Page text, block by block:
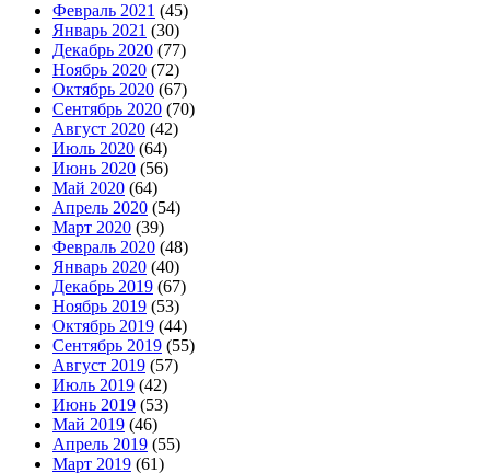
Февраль 2021 (45)
Январь 2021 (30)
Декабрь 2020 (77)
Ноябрь 2020 (72)
Октябрь 2020 (67)
Сентябрь 2020 (70)
Август 2020 (42)
Июль 2020 (64)
Июнь 2020 (56)
Май 2020 (64)
Апрель 2020 (54)
Март 2020 (39)
Февраль 2020 (48)
Январь 2020 (40)
Декабрь 2019 (67)
Ноябрь 2019 (53)
Октябрь 2019 (44)
Сентябрь 2019 (55)
Август 2019 (57)
Июль 2019 (42)
Июнь 2019 (53)
Май 2019 (46)
Апрель 2019 (55)
Март 2019 (61)